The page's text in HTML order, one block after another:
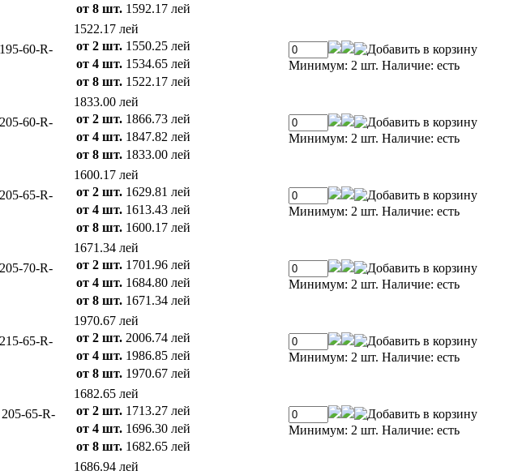
от 8 шт. 1592.17 лей
60-R-
1522.17 лей
от 2 шт. 1550.25 лей
от 4 шт. 1534.65 лей
от 8 шт. 1522.17 лей
Минимум: 2 шт. Наличие: есть
60-R-
1833.00 лей
от 2 шт. 1866.73 лей
от 4 шт. 1847.82 лей
от 8 шт. 1833.00 лей
Минимум: 2 шт. Наличие: есть
65-R-
1600.17 лей
от 2 шт. 1629.81 лей
от 4 шт. 1613.43 лей
от 8 шт. 1600.17 лей
Минимум: 2 шт. Наличие: есть
70-R-
1671.34 лей
от 2 шт. 1701.96 лей
от 4 шт. 1684.80 лей
от 8 шт. 1671.34 лей
Минимум: 2 шт. Наличие: есть
65-R-
1970.67 лей
от 2 шт. 2006.74 лей
от 4 шт. 1986.85 лей
от 8 шт. 1970.67 лей
Минимум: 2 шт. Наличие: есть
65-R-
1682.65 лей
от 2 шт. 1713.27 лей
от 4 шт. 1696.30 лей
от 8 шт. 1682.65 лей
Минимум: 2 шт. Наличие: есть
1686.94 лей